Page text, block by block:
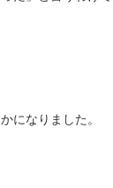
になりました。